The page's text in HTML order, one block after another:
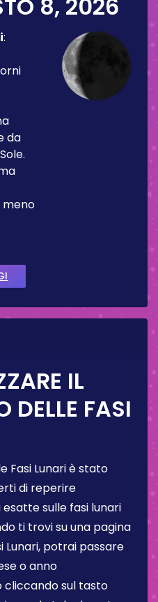
8, 2026
:
da
meno
IL
DELLE FASI
Fasi Lunari è stato
di reperire
sulle fasi lunari
ti trovi su una pagina
Lunari, potrai passare
o anno
sul tasto